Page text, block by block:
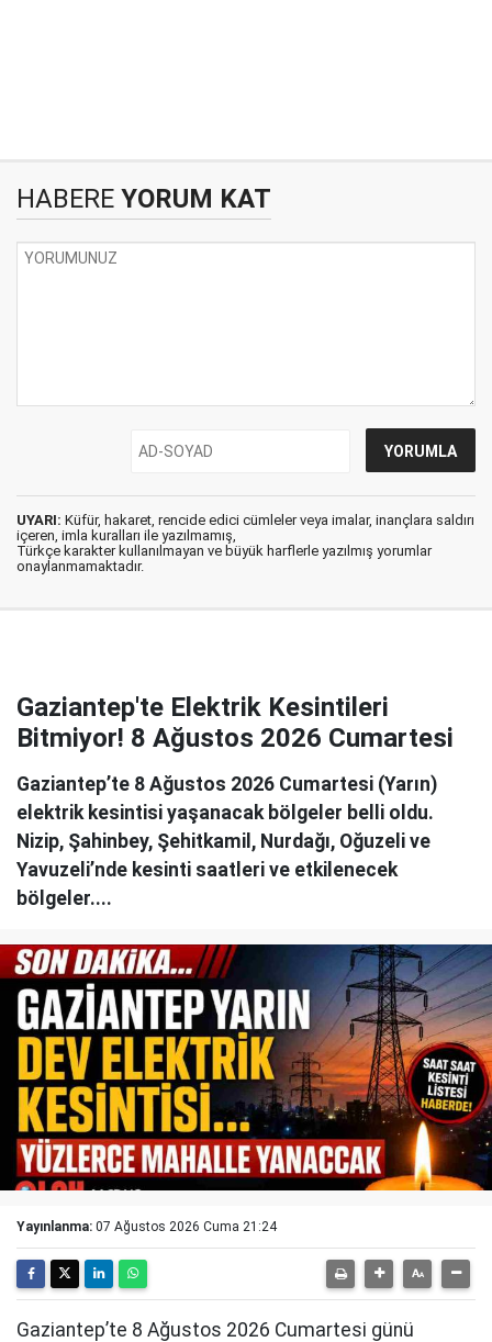
HABERE YORUM KAT
UYARI: Küfür, hakaret, rencide edici cümleler veya imalar, inançlara saldırı
içeren, imla kuralları ile yazılmamış,
Türkçe karakter kullanılmayan ve büyük harflerle yazılmış yorumlar
onaylanmamaktadır.
Gaziantep'te Elektrik Kesintileri
Bitmiyor! 8 Ağustos 2026 Cumartesi
Gaziantep’te 8 Ağustos 2026 Cumartesi (Yarın)
elektrik kesintisi yaşanacak bölgeler belli oldu.
Nizip, Şahinbey, Şehitkamil, Nurdağı, Oğuzeli ve
Yavuzeli’nde kesinti saatleri ve etkilenecek
bölgeler....
Yayınlanma: 07 Ağustos 2026 Cuma 21:24
Gaziantep’te 8 Ağustos 2026 Cumartesi günü